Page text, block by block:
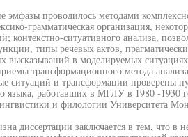
эмфазы проводилось методами
грамматическая организация,
контекстно-ситуативного анализа,
типы речевых актов,
высказываний в моделируемых
трансформационного метода
ситуаций и трансформации проверены
языка, работавших в МГЛУ в 1980 -1930
и филологии Университета
диссертации заключается в тем, что в